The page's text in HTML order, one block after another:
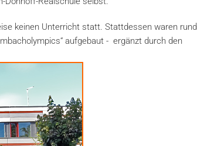
keinen Unterricht statt. Stattdessen waren rund
aufgebaut - ergänzt durch den